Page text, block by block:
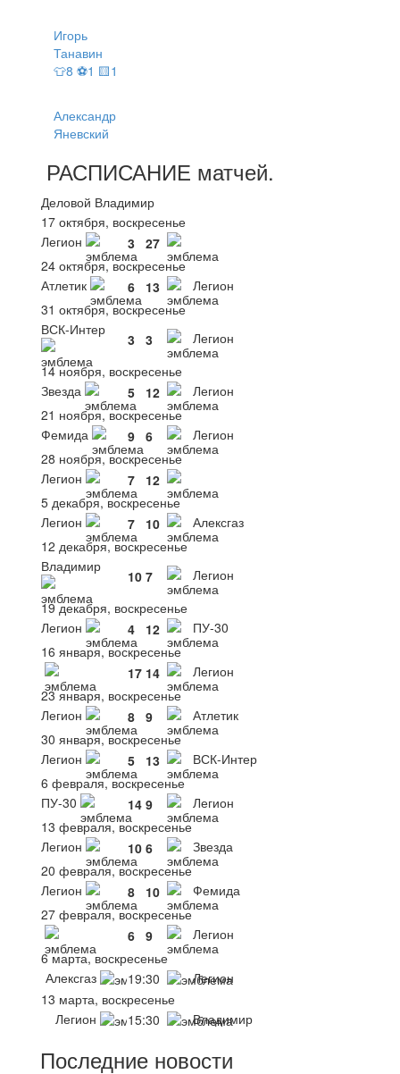
Игорь
Танавин
👕8 ⚽1 🟨1
Александр
Яневский
РАСПИСАНИЕ матчей.
Деловой Владимир
17 октября, воскресенье
Легион
3 27
24 октября, воскресенье
Атлетик
6 13
Легион
31 октября, воскресенье
ВСК-Интер
3 3
Легион
14 ноября, воскресенье
Звезда
5 12
Легион
21 ноября, воскресенье
Фемида
9 6
Легион
28 ноября, воскресенье
Легион
7
12
5 декабря, воскресенье
Легион
7 10
Алексгаз
12 декабря, воскресенье
Владимир
10 7
Легион
19 декабря, воскресенье
Легион
4 12
ПУ-30
16 января, воскресенье
17 14
Легион
23 января, воскресенье
Легион
8 9
Атлетик
30 января, воскресенье
Легион
5 13
ВСК-Интер
6 февраля, воскресенье
ПУ-30
14 9
Легион
13 февраля, воскресенье
Легион
10 6
Звезда
20 февраля, воскресенье
Легион
8 10
Фемида
27 февраля, воскресенье
6 9
Легион
6 марта, воскресенье
Алексгаз
19:30
Легион
13 марта, воскресенье
Легион
15:30 Владимир
Последние новости